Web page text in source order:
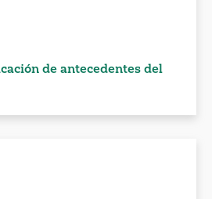
de antecedentes del